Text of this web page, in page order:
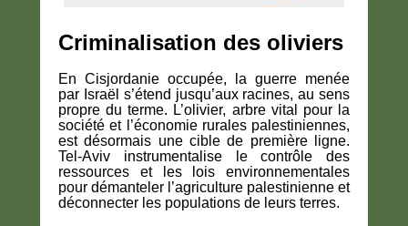
Criminalisation des oliviers
En Cisjordanie occupée, la guerre menée
par Israël s’étend jusqu’aux racines, au sens
propre du terme. L’olivier, arbre vital pour la
société et l’économie rurales palestiniennes,
est désormais une cible de première ligne.
Tel-Aviv instrumentalise le contrôle des
ressources et les lois environnementales
pour démanteler l’agriculture palestinienne et
déconnecter les populations de leurs terres.